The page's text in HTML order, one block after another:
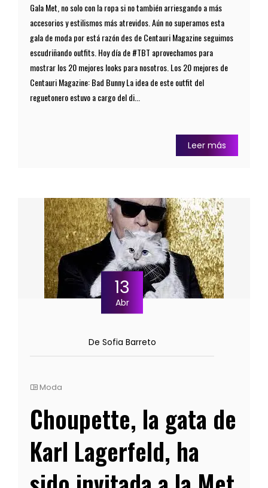
Gala Met, no solo con la ropa si no también arriesgando a más
accesorios y estilismos más atrevidos. Aún no superamos esta
gala de moda por está razón des de Centauri Magazine seguimos
escudriñando outfits. Hoy día de #TBT aprovechamos para
mostrar los 20 mejores looks para nosotros. Los 20 mejores de
Centauri Magazine: Bad Bunny La idea de este outfit del
reguetonero estuvo a cargo del di...
Leer más
13
Abr
De Sofia Barreto
Moda
Choupette, la gata de
Karl Lagerfeld, ha